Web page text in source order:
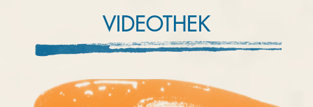
Kooperieren
VIDEOTHEK